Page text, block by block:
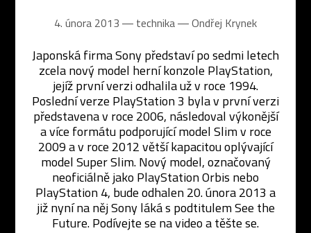
4. února 2013 ― technika ―Ondřej Krynek
Japonská firma Sony představí po sedmi letech
zcela nový model herní konzole PlayStation,
jejíž první verzi odhalila už v roce 1994.
Poslední verze PlayStation 3 byla v první verzi
představena v roce 2006, následoval výkonější
a více formátu podporující model Slim v roce
2009 a v roce 2012 větší kapacitou oplývající
model Super Slim. Nový model, označovaný
neoficiálně jako PlayStation Orbis nebo
PlayStation 4, bude odhalen 20. února 2013 a
již nyní na něj Sony láká s podtitulem See the
Future. Podívejte se na video a těšte se.